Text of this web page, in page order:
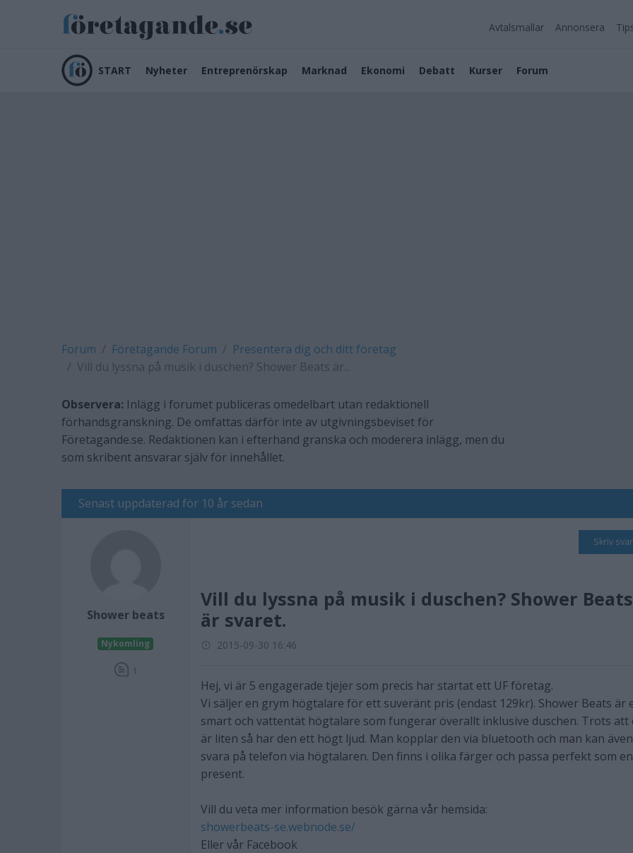
Avtalsmallar Annonsera
START Nyheter Entreprenörskap Marknad Ekonomi Debatt Kurser Forum
Forum Företagande Forum
Presentera dig och ditt företag
Vill du lyssna på musik i duschen? Shower Beats är...
Observera: Inlägg i forumet publiceras omedelbart utan redaktionell
förhandsgranskning. De omfattas därför inte av utgivningsbeviset för
Företagande.se. Redaktionen kan i efterhand granska och moderera inlägg, men du
som skribent ansvarar själv för innehållet.
Senast uppdaterad för 10 år sedan
Shower beats
Nykomling
1
Skriv svar
Vill du lyssna på musik i duschen? Shower Beats
är svaret.
2015-09-30 16:46
Hej, vi är 5 engagerade tjejer som precis har startat ett UF företag.
Vi säljer en grym högtalare för ett suveränt pris (endast 129kr). Shower Beats är
smart och vattentät högtalare som fungerar överallt inklusive duschen. Trots att
är liten så har den ett högt ljud. Man kopplar den via bluetooth och man kan även
svara på telefon via högtalaren. Den finns i olika färger och passa perfekt som en
present.
Vill du veta mer information besök gärna vår hemsida:
showerbeats-se.webnode.se/
Eller vår Facebook